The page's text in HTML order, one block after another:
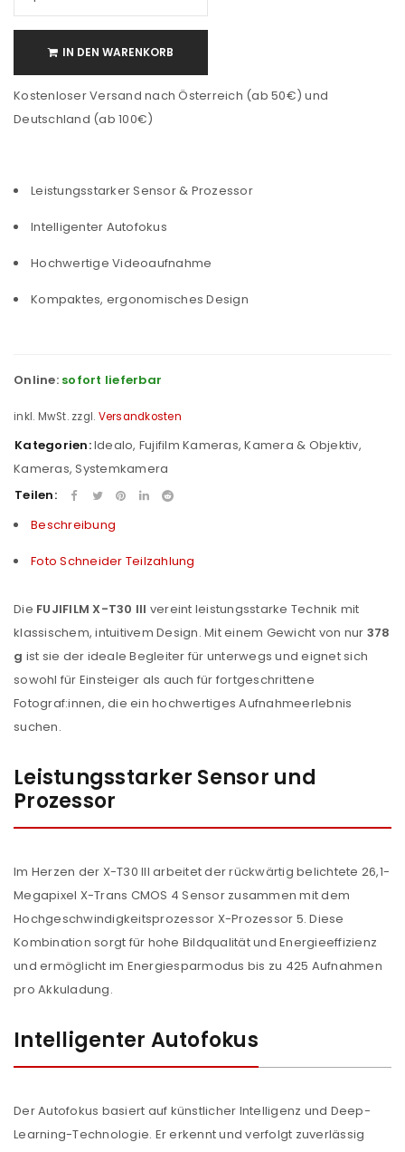
IN DEN WARENKORB
Kostenloser Versand nach Österreich (ab 50€) und
Deutschland (ab 100€)
Leistungsstarker Sensor & Prozessor
Intelligenter Autofokus
Hochwertige Videoaufnahme
Kompaktes, ergonomisches Design
Online: sofort lieferbar
inkl. MwSt. zzgl. Versandkosten
Kategorien:Idealo, Fujifilm Kameras,Kamera & Objektiv,
Kameras,Systemkamera
Teilen:
Beschreibung
Foto Schneider Teilzahlung
Die FUJIFILM X-T30 III vereint leistungsstarke Technik mit
klassischem, intuitivem Design. Mit einem Gewicht von nur 378
g ist sie der ideale Begleiter für unterwegs und eignet sich
sowohl für Einsteiger als auch für fortgeschrittene
Fotograf:innen, die ein hochwertiges Aufnahmeerlebnis
suchen.
Leistungsstarker Sensor und
Prozessor
Im Herzen der X-T30 III arbeitet der rückwärtig belichtete 26,1-
Megapixel X-Trans CMOS 4 Sensor zusammen mit dem
Hochgeschwindigkeitsprozessor X-Prozessor 5. Diese
Kombination sorgt für hohe Bildqualität und Energieeffizienz
und ermöglicht im Energiesparmodus bis zu 425 Aufnahmen
pro Akkuladung.
Intelligenter Autofokus
Der Autofokus basiert auf künstlicher Intelligenz und Deep-
Learning-Technologie. Er erkennt und verfolgt zuverlässig